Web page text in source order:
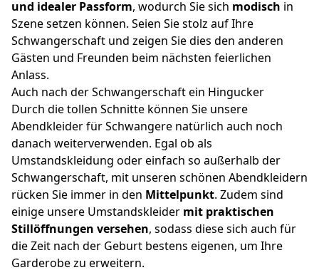
und idealer Passform, wodurch Sie sich modisch in
Szene setzen können. Seien Sie stolz auf Ihre
Schwangerschaft und zeigen Sie dies den anderen
Gästen und Freunden beim nächsten feierlichen
Anlass.
Auch nach der Schwangerschaft ein Hingucker
Durch die tollen Schnitte können Sie unsere
Abendkleider für Schwangere natürlich auch noch
danach weiterverwenden. Egal ob als
Umstandskleidung oder einfach so außerhalb der
Schwangerschaft, mit unseren schönen Abendkleidern
rücken Sie immer in den Mittelpunkt. Zudem sind
einige unsere Umstandskleider mit praktischen
Stillöffnungen versehen, sodass diese sich auch für
die Zeit nach der Geburt bestens eigenen, um Ihre
Garderobe zu erweitern.